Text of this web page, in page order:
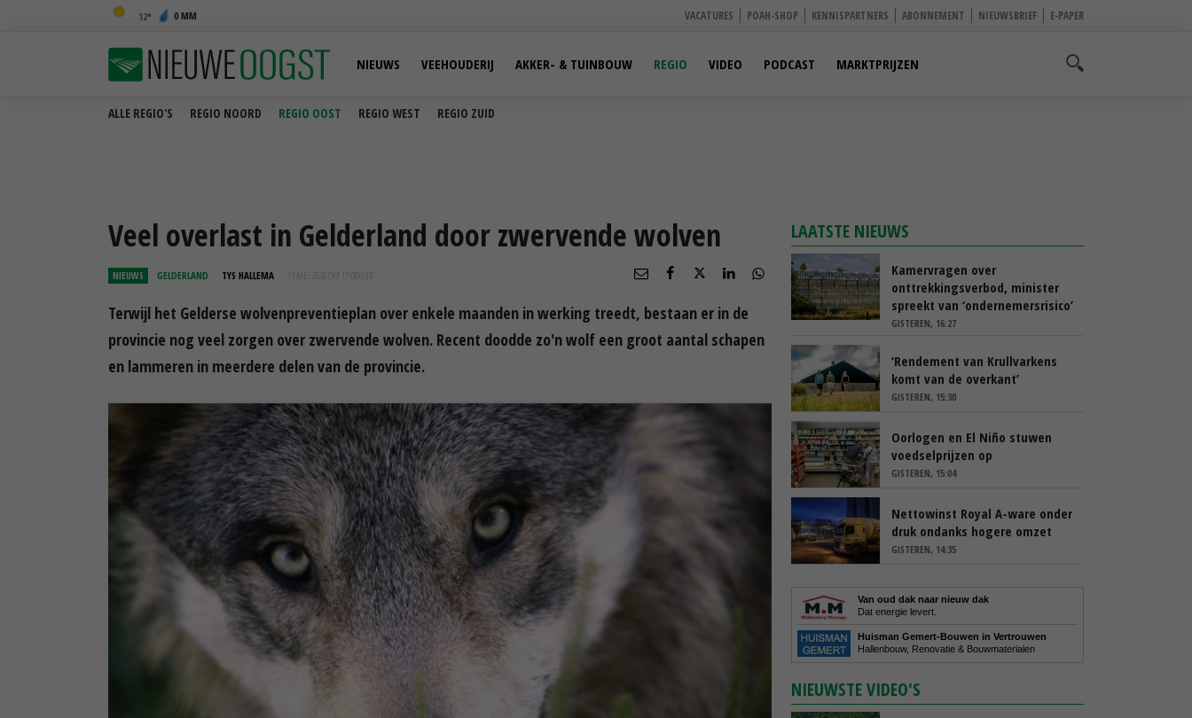
12 0 MM VACATURES POAH-SHOP KENNISPARTNERS ABONNEMENT NIEUWSBRIEF E-PAPER
ALLE REGIO'S REGIO NOORD REGIO OOST REGIO WEST REGIO ZUID
NIEUWS VEEHOUDERIJ AKKER- & TUINBOUW REGIO VIDEO PODCAST MARKTPRIJZEN
Veel overlast in Gelderland door zwervende wolven
NIEUWS GELDERLAND TYS HALLEMA 13 MEI 2020 OM 17:08
Terwijl het Gelderse wolvenpreventieplan over enkele maanden in werking treedt, bestaan er in de
provincie nog veel zorgen over zwervende wolven. Recent doodde zo'n wolf een groot aantal schapen
en lammeren in meerdere delen van de provincie.
LAATSTE NIEUWS
Kamervragen over
onttrekkingsverbod, minister
spreekt van ‘ondernemersrisico’
GISTEREN, 16:27
‘Rendement van Krullvarkens
komt van de overkant’
GISTEREN, 15:30
Oorlogen en El Niño stuwen
voedselprijzen op
GISTEREN, 15:04
Nettowinst Royal A-ware onder
druk ondanks hogere omzet
GISTEREN, 14:35
Van oud dak naar nieuw dak
Dat energie levert.
Huisman Gemert-Bouwen in Vertrouwen
Hallenbouw, Renovatie & Bouwmaterialen
NIEUWSTE VIDEO'S